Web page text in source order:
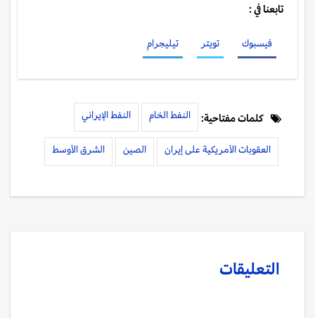
تابعنا في :
فيسبوك تويتر تيليجرام
كلمات مفتاحية: النفط الخام النفط الإيراني
العقوبات الأمريكية على إيران الصين الشرق الأوسط
التعليقات